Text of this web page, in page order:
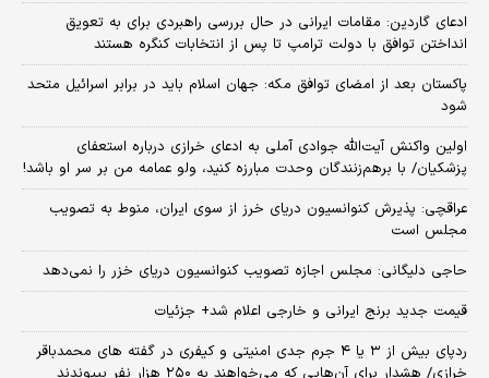
ادعای گاردین: مقامات ایرانی در حال بررسی راهبردی برای به تعویق
انداختن توافق با دولت ترامپ تا پس از انتخابات کنگره هستند
پاکستان بعد از امضای توافق مکه: جهان اسلام باید در برابر اسرائیل متحد
شود
اولین واکنش آیت‌الله جوادی آملی به ادعای خرازی درباره استعفای
پزشکیان/ با برهم‌زنندگان وحدت مبارزه کنید، ولو عمامه من بر سر او باشد!
عراقچی: پذیرش کنوانسیون دریای خرز از سوی ایران، منوط به تصویب
مجلس است
حاجی دلیگانی: مجلس اجازه تصویب کنوانسیون دریای خزر را نمی‌دهد
قیمت جدید برنج ایرانی و خارجی اعلام شد+ جزئیات
ردپای بیش از ۳ یا ۴ جرم جدی امنیتی و کیفری در گفته های محمدباقر
خرازی/ هشدار برای آن‌هایی که می‌خواهند به ۲۵۰ هزار نفر بپیوندند